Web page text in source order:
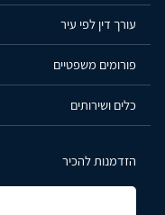
עורך דין לפי עיר
פורומים משפטיים
כלים ושירותים
הזדמנות להכיר